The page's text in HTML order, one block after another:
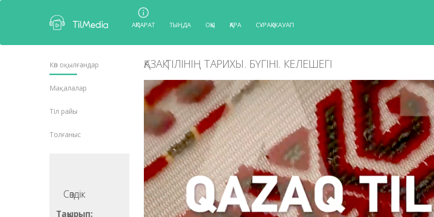
АҚПАРАТ ТЫҢДА ОҚЫ ҚАРА СҰРАҚ-ЖАУАП
Көп оқылғандар
Мақалалар
Тіл райы
Толғаныс
Сөздік
Тақырып:
ҚАЗАҚ ТІЛІНІҢ ТАРИХЫ. БҮГІНІ. КЕЛЕШЕГІ